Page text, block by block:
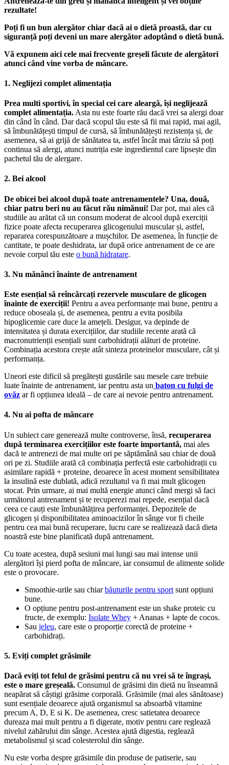
rezultate!
Poți fi un bun alergător chiar dacă ai o dietă proastă, dar cu
siguranță poți deveni un mare alergător adoptând o dietă bună.
Vă expunem aici cele mai frecvente greșeli făcute de alergători
atunci când vine vorba de mâncare.
1. Neglijezi complet alimentația
Prea multi sportivi, în special cei care aleargă, își neglijează
complet alimentația. Asta nu este foarte rău dacă vrei sa alergi doar
din când în când. Dar dacă scopul tău este să fii mai rapid, mai agil,
să îmbunătățești timpul de cursă, să îmbunătățești rezistența și, de
asemenea, să ai grijă de sănătatea ta, astfel încât mai târziu să poți
continua să alergi, atunci nutriția este ingredientul care lipsește din
pachetul tău de alergare.
2. Bei alcool
De obicei bei alcool după toate antrenamentele? Una, două,
chiar patru beri nu au făcut rău nimănui! Dar pot, mai ales că
studiile au arătat că un consum moderat de alcool după exerciții
fizice poate afecta recuperarea glicogenului muscular și, astfel,
repararea corespunzătoare a mușchilor. De asemenea, în funcție de
cantitate, te poate deshidrata, iar după orice antrenament de ce are
nevoie corpul tău este o bună hidratare.
3. Nu mănânci înainte de antrenament
Este esențial să reîncărcați rezervele musculare de glicogen
înainte de exerciții! Pentru a avea performanțe mai bune, pentru a
reduce oboseala și, de asemenea, pentru a evita posibila
hipoglicemie care duce la amețeli. Desigur, va depinde de
intensitatea și durata exercițiilor, dar studiile recente arată că
macronutrienții esențiali sunt carbohidrații alături de proteine.
Combinația acestora crește atât sinteza proteinelor musculare, cât și
performanța.
Uneori este dificil să pregătești gustările sau mesele care trebuie
luate înainte de antrenament, iar pentru asta un baton cu fulgi de
ovăz ar fi opțiunea ideală – de care ai nevoie pentru antrenament.
4. Nu ai pofta de mâncare
Un subiect care generează multe controverse, însă, recuperarea
după terminarea exercițiilor este foarte importantă, mai ales
dacă te antrenezi de mai multe ori pe săptămână sau chiar de două
ori pe zi. Studiile arată că combinația perfectă este carbohidrații cu
asimilare rapidă + proteine, deoarece în acest moment sensibilitatea
la insulină este dublată, adică rezultatul va fi mai mult glicogen
stocat. Prin urmare, ai mai multă energie atunci când mergi să faci
următorul antrenament și te recuperezi mai repede, esențial dacă
ceea ce cauți este îmbunătățirea performanței. Depozitele de
glicogen și disponibilitatea aminoacizilor în sânge vor fi cheile
pentru cea mai bună recuperare, lucru care se realizează dacă dieta
noastră este bine planificată după antrenament.
Cu toate acestea, după sesiuni mai lungi sau mai intense unii
alergători își pierd pofta de mâncare, iar consumul de alimente solide
este o provocare.
Smoothie-urile sau chiarbăuturile pentru sport sunt opțiuni
bune.
O opțiune pentru post-antrenament este un shake proteic cu
fructe, de exemplu: Isolate Whey + Ananas + lapte de cocos.
Sau jeleu, care este o proporție corectă de proteine +
carbohidrați.
5. Eviți complet grăsimile
Dacă eviți tot felul de grăsimi pentru că nu vrei să te îngrași,
este o mare greșeală. Consumul de grăsimi din dietă nu înseamnă
neapărat să câștigi grăsime corporală. Grăsimile (mai ales sănătoase)
sunt esențiale deoarece ajută organismul sa absoarbă vitamine
precum A, D, E si K. De asemenea, cresc satietatea deoarece
dureaza mai mult pentru a fi digerate, motiv pentru care reglează
nivelul zahărului din sânge. Acestea ajută digestia, reglează
metabolismul și scad colesterolul din sânge.
Nu este vorba despre grăsimile din produse de patiserie, sau